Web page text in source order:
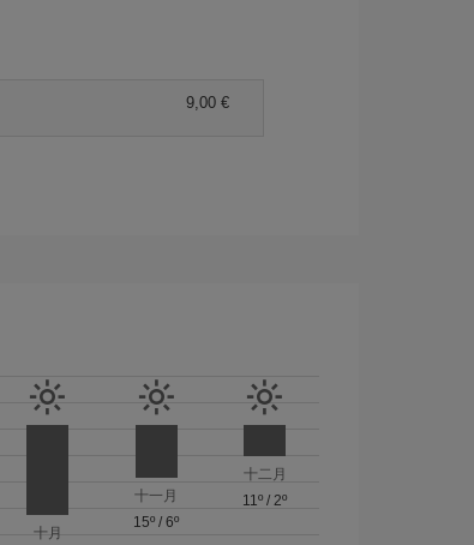
9,00 €
十月
十一月
15º /6º
十二月
11º /2º